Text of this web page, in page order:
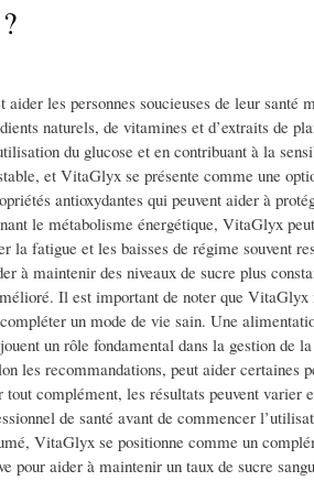
les personnes soucieuses de leur santé
naturels, de vitamines et d’extraits de
du glucose et en contribuant à la
et VitaGlyx se présente comme une
antioxydantes qui peuvent aider à
le métabolisme énergétique, VitaGlyx
fatigue et les baisses de régime souvent
à maintenir des niveaux de sucre plus
Il est important de noter que VitaGlyx
un mode de vie sain. Une
un rôle fondamental dans la gestion de
les recommandations, peut aider certaines
complément, les résultats peuvent varier
de santé avant de commencer
VitaGlyx se positionne comme un
pour aider à maintenir un taux de sucre